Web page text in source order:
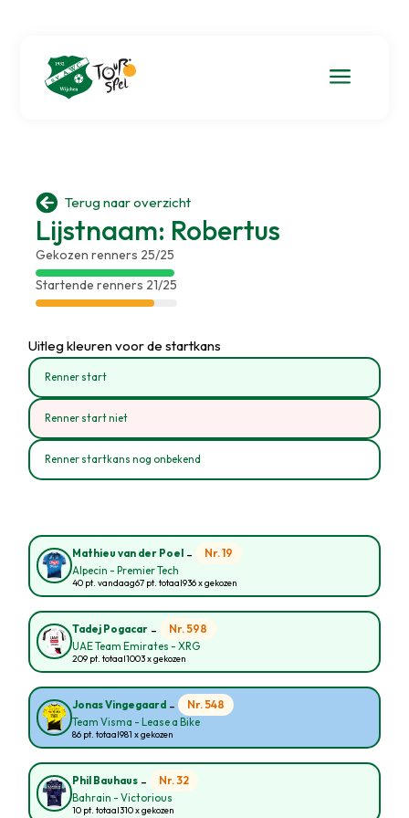
a
 Terug naar overzicht
Lijstnaam: Robertus
Gekozen renners 25/25
Startende renners 21/25
Uitleg kleuren voor de startkans
Renner start
Renner start niet
Renner startkans nog onbekend
Mathieu van der Poel - Nr. 19
Alpecin - Premier Tech
40 pt. vandaag67 pt. totaal936 x gekozen
Tadej Pogacar - Nr. 598
UAE Team Emirates - XRG
209 pt. totaal1003 x gekozen
Jonas Vingegaard - Nr. 548
Team Visma - Lease a Bike
86 pt. totaal981 x gekozen
Phil Bauhaus - Nr. 32
Bahrain - Victorious
10 pt. totaal310 x gekozen